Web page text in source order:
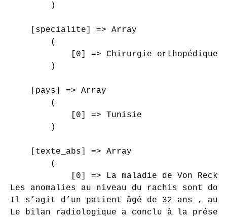
        )
    [specialite] => Array
        (
[0] => Chirurgie orthopédique
        )
    [pays] => Array
        (
            [0] => Tunisie
        )
    [texte_abs] => Array
        (
[0] => La maladie de Von
Les anomalies au niveau du rachis sont
Il s’agit d’un patient âgé de 32 ans , aux
Le bilan radiologique a conclu à la